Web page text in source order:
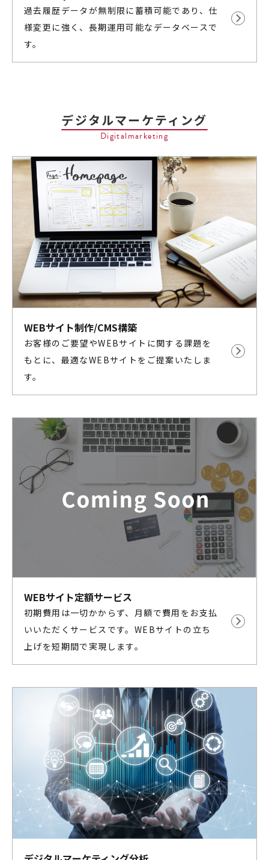
過去履歴データが無制限に蓄積可能であり、仕
様変更に強く、長期運用可能なデータベースで
す。
デジタルマーケティング
Digitalmarketing
WEBサイト制作/CMS構築
お客様のご要望やWEBサイトに関する課題を
もとに、最適なWEBサイトをご提案いたしま
す。
WEBサイト定額サービス
初期費用は一切かからず、月額で費用をお支払
いいただくサービスです。WEBサイトの立ち
上げを短期間で実現します。